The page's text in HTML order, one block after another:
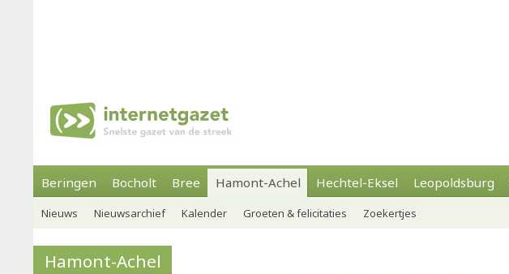
Beringen Bocholt Bree Hamont-Achel Hechtel-Eksel Leopoldsburg
Nieuws Nieuwsarchief Kalender Groeten & felicitaties Zoekertjes
Hamont-Achel